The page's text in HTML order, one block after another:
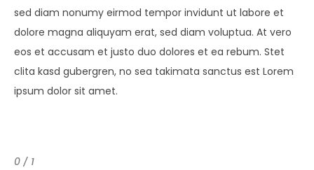
sed diam nonumy eirmod tempor invidunt ut labore et
dolore magna aliquyam erat, sed diam voluptua. At vero
eos et accusam et justo duo dolores et ea rebum. Stet
clita kasd gubergren, no sea takimata sanctus est Lorem
ipsum dolor sit amet.
0 / 1